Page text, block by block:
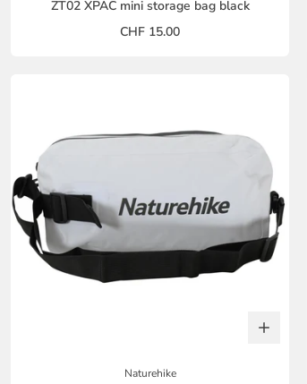
ZT02 XPAC mini storage bag black
CHF 15.00
Naturehike